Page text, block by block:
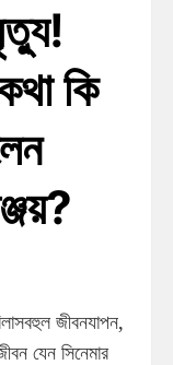
কি
জীবনযাপন,
যেন সিনেমার